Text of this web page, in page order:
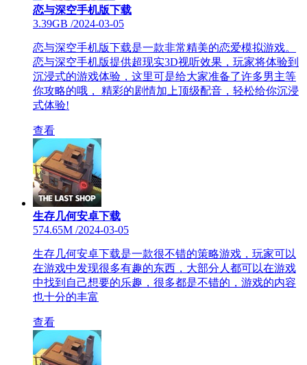
恋与深空手机版下载
3.39GB /2024-03-05
恋与深空手机版下载是一款非常精美的恋爱模拟游戏。
恋与深空手机版提供超现实3D视听效果，玩家将体验到
沉浸式的游戏体验，这里可是给大家准备了许多男主等
你攻略的哦， 精彩的剧情加上顶级配音，轻松给你沉浸
式体验!
查看
生存几何安卓下载
574.65M /2024-03-05
生存几何安卓下载是一款很不错的策略游戏，玩家可以
在游戏中发现很多有趣的东西，大部分人都可以在游戏
中找到自己想要的乐趣，很多都是不错的，游戏的内容
也十分的丰富
查看